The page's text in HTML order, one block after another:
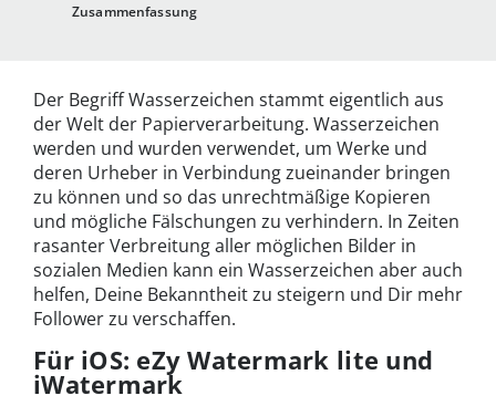
Zusammenfassung
Der Begriff Wasserzeichen stammt eigentlich aus
der Welt der Papierverarbeitung. Wasserzeichen
werden und wurden verwendet, um Werke und
deren Urheber in Verbindung zueinander bringen
zu können und so das unrechtmäßige Kopieren
und mögliche Fälschungen zu verhindern. In Zeiten
rasanter Verbreitung aller möglichen Bilder in
sozialen Medien kann ein Wasserzeichen aber auch
helfen, Deine Bekanntheit zu steigern und Dir mehr
Follower zu verschaffen.
Für iOS: eZy Watermark lite und
iWatermark